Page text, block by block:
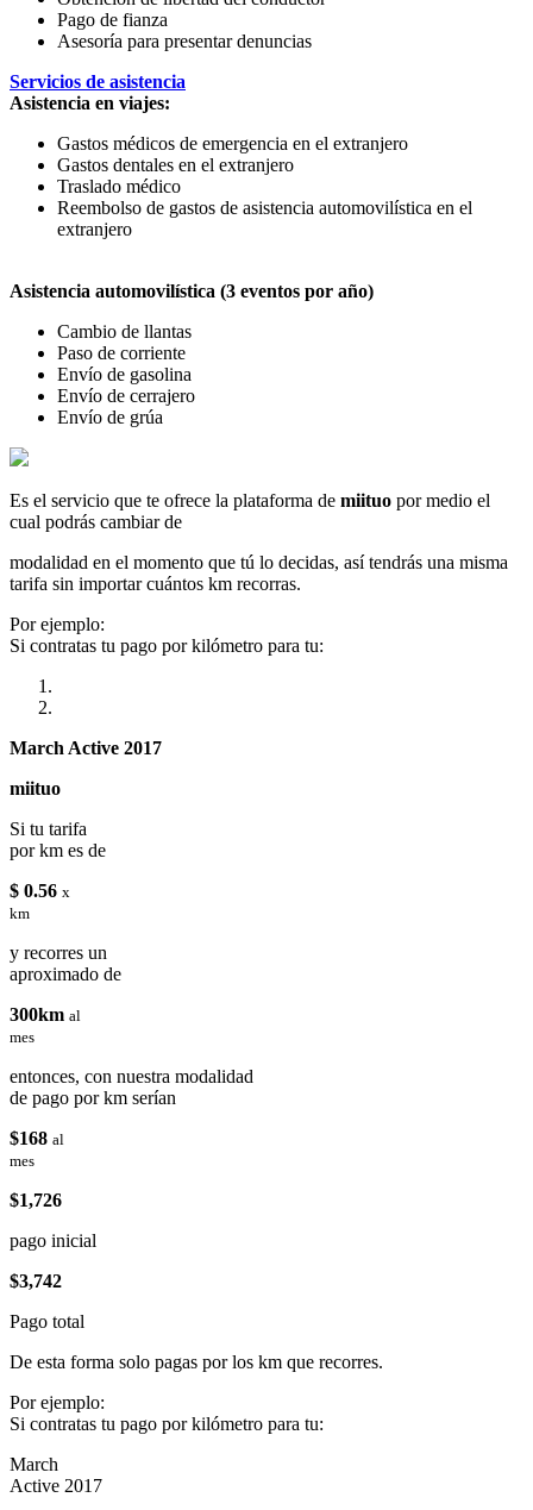
Pago de fianza
Asesoría para presentar denuncias
Servicios de asistencia
Asistencia en viajes:
Gastos médicos de emergencia en el extranjero
Gastos dentales en el extranjero
Traslado médico
Reembolso de gastos de asistencia automovilística en el
extranjero
Asistencia automovilística (3 eventos por año)
Cambio de llantas
Paso de corriente
Envío de gasolina
Envío de cerrajero
Envío de grúa
Es el servicio que te ofrece la plataforma de miituo por medio el
cual podrás cambiar de
modalidad en el momento que tú lo decidas, así tendrás una misma
tarifa sin importar cuántos km recorras.
Por ejemplo:
Si contratas tu pago por kilómetro para tu:
March Active 2017
miituo
Si tu tarifa
por km es de
$ 0.56 x
km
y recorres un
aproximado de
300km al
mes
entonces, con nuestra modalidad
de pago por km serían
$168 al
mes
$1,726
pago inicial
$3,742
Pago total
De esta forma solo pagas por los km que recorres.
Por ejemplo:
Si contratas tu pago por kilómetro para tu:
March
Active 2017